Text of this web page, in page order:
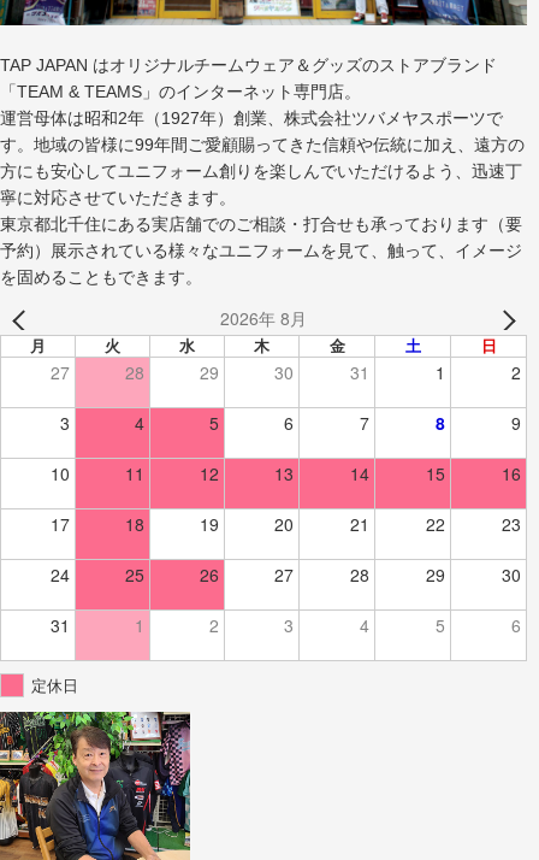
TAP JAPAN はオリジナルチームウェア＆グッズのストアブランド
「TEAM & TEAMS」のインターネット専門店。
運営母体は昭和2年（1927年）創業、株式会社ツバメヤスポーツで
す。地域の皆様に99年間ご愛顧賜ってきた信頼や伝統に加え、遠方の
方にも安心してユニフォーム創りを楽しんでいただけるよう、迅速丁
寧に対応させていただきます。
東京都北千住にある実店舗でのご相談・打合せも承っております（要
予約）展示されている様々なユニフォームを見て、触って、イメージ
を固めることもできます。
2026年 8月
月 火 水 木 金 土 日
27 28 29 30 31 1 2
3 4 5 6 7 8 9
10 11 12 13 14 15 16
17 18 19 20 21 22 23
24 25 26 27 28 29 30
31 1 2 3 4 5 6
定休日